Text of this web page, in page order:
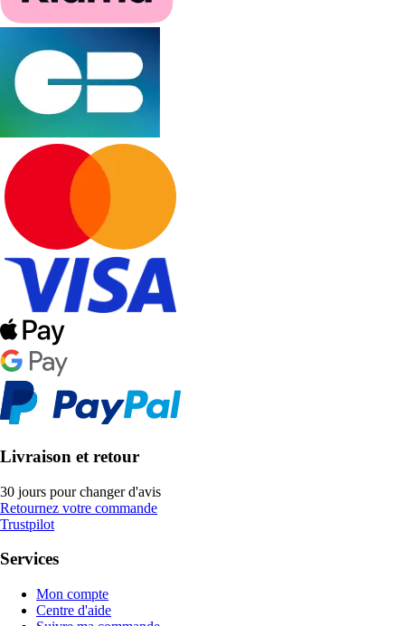
Livraison et retour
30 jours pour changer d'avis
Retournez votre commande
Trustpilot
Services
Mon compte
Centre d'aide